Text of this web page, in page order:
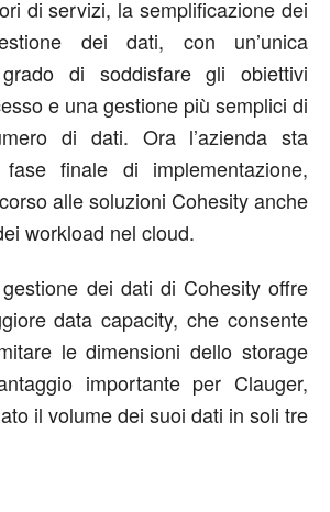
di servizi, la semplificazione dei
dei dati, con un’unica
di soddisfare gli obiettivi
e una gestione più semplici di
di dati. Ora l’azienda sta
finale di implementazione,
alle soluzioni Cohesity anche
workload nel cloud.
dei dati di Cohesity offre
data capacity, che consente
le dimensioni dello storage
importante per Clauger,
il volume dei suoi dati in soli tre